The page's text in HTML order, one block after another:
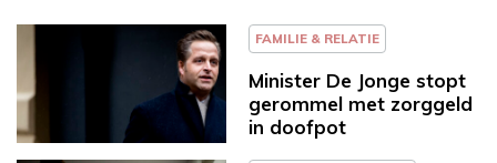
FAMILIE & RELATIE
Minister De Jonge stopt
gerommel met zorggeld
in doofpot